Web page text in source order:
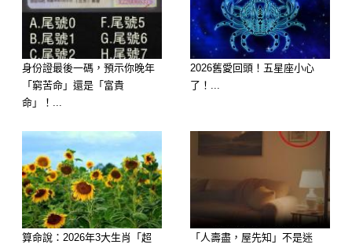
身份證最後一碼，預示你晚年
「窮苦命」還是「富貴
命」！...
2026舊愛回頭！五星座小心
了！...
算命說：2026年3大生肖「超
「人壽盡，屋先知」不是迷